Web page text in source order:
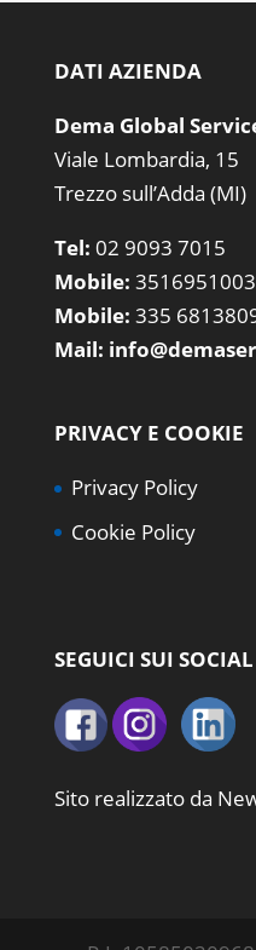
DATI AZIENDA
Dema Global
Viale Lombardia, 15
Trezzo sull’Adda (MI)
Tel: 02 9093 7015
Mobile: 3516951003
Mobile: 335
Mail:
PRIVACY E COOKIE
Privacy Policy
Cookie Policy
SEGUICI SUI SOCIAL
Sito realizzato da